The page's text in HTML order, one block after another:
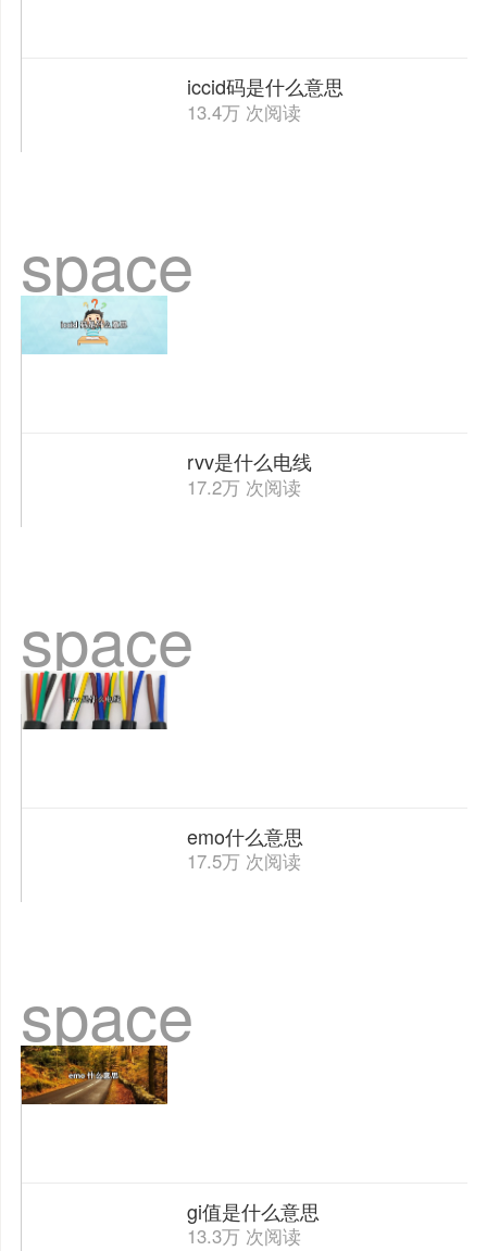
space
iccid码是什么意思
13.4万 次阅读
space
rvv是什么电线
17.2万 次阅读
space
emo什么意思
17.5万 次阅读
gi值是什么意思
13.3万 次阅读